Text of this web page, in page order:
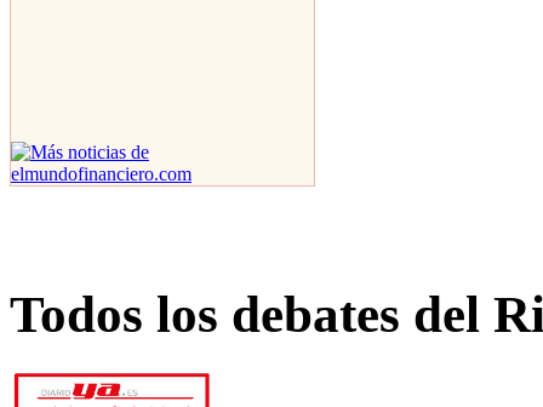
Todos los debates del